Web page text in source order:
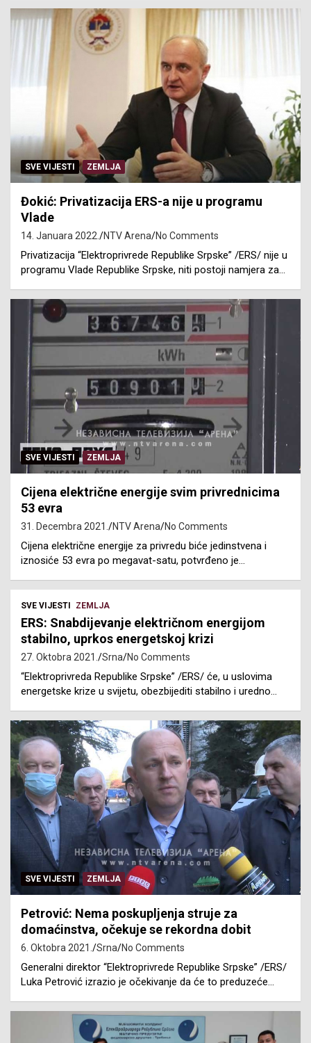
SVE VIJESTI ZEMLJA
Đokić: Privatizacija ERS-a nije u programu
Vlade
14. Januara 2022. NTV Arena No Comments
Privatizacija “Elektroprivrede Republike Srpske” /ERS/ nije u
programu Vlade Republike Srpske, niti postoji namjera za…
SVE VIJESTI ZEMLJA
Cijena električne energije svim privrednicima
53 evra
31. Decembra 2021. NTV Arena No Comments
Cijena električne energije za privredu biće jedinstvena i
iznosiće 53 evra po megavat-satu, potvrđeno je…
SVE VIJESTI ZEMLJA
ERS: Snabdijevanje električnom energijom
stabilno, uprkos energetskoj krizi
27. Oktobra 2021. Srna No Comments
“Elektroprivreda Republike Srpske” /ERS/ će, u uslovima
energetske krize u svijetu, obezbijediti stabilno i uredno…
SVE VIJESTI ZEMLJA
Petrović: Nema poskupljenja struje za
domaćinstva, očekuje se rekordna dobit
6. Oktobra 2021. Srna No Comments
Generalni direktor “Elektroprivrede Republike Srpske” /ERS/
Luka Petrović izrazio je očekivanje da će to preduzeće…